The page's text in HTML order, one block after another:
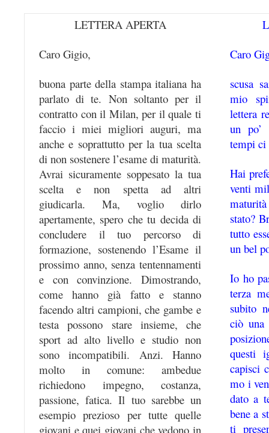
LETTERA APERTA
Caro Gigio,
buona parte della stampa italiana ha
parlato di te. Non soltanto per il
contratto con il Milan, per il quale ti
faccio i miei migliori auguri, ma
anche e soprattutto per la tua scelta
di non sostenere l’esame di maturità.
Avrai sicuramente soppesato la tua
scelta e non spetta ad altri
giudicarla. Ma, voglio dirlo
apertamente, spero che tu decida di
concludere il tuo percorso di
formazione, sostenendo l’Esame il
prossimo anno, senza tentennamenti
e con convinzione. Dimostrando,
come hanno già fatto e stanno
facendo altri campioni, che gambe e
testa possono stare insieme, che
sport ad alto livello e studio non
sono incompatibili. Anzi. Hanno
molto in comune: ambedue
richiedono impegno, costanza,
passione, fatica. Il tuo sarebbe un
esempio prezioso per tutte quelle
giovani e quei giovani che vedono in
Caro
scusa
mio
lettera
un po’
tempi ci
Hai
venti
stato?
tutto
un bel
Io ho
terza
subito
ciò una
questi
capisci
mo i
dato a
bene a
ti